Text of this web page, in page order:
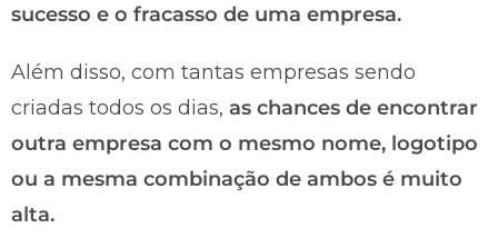
sucesso e o fracasso de uma empresa.
Além disso, com tantas empresas sendo
criadas todos os dias, as chances de encontrar
outra empresa com o mesmo nome, logotipo
ou a mesma combinação de ambos é muito
alta.